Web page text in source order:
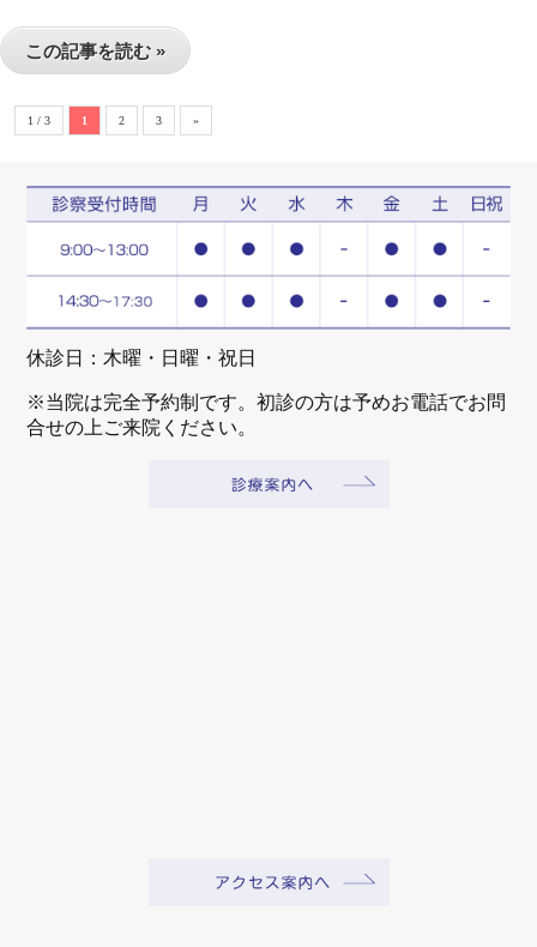
この記事を読む »
1 / 3 1 2 3 »
休診日：木曜・日曜・祝日
※当院は完全予約制です。初診の方は予めお電話でお問
合せの上ご来院ください。